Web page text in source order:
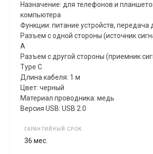
Назначение: для телефонов и
компьютера
Функции: питание устройств, передача
Разъем с одной стороны (источник
A
Разъем с другой стороны (приемник
Type C
Длина кабеля: 1 м
Цвет: черный
Материал проводника: медь
Версия USB: USB 2.0
ГАРАНТИЙНЫЙ СРОК
36 мес.